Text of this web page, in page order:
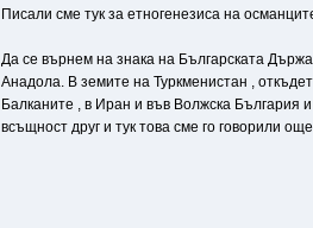
Писали сме тук за етногенезиса на
Да се върнем на знака на Българската
Анадола. В земите на Туркменистан ,
Балканите , в Иран и във Волжска България
всъщност друг и тук това сме го говорили